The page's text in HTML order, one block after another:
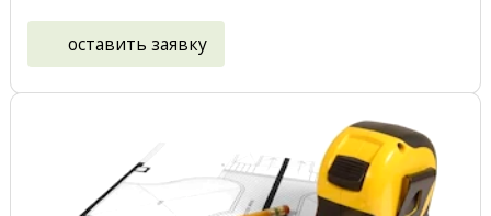
оставить заявку